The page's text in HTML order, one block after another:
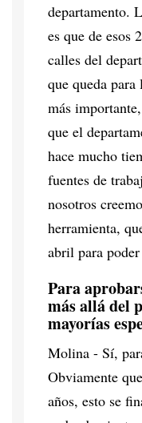
departamento.
es que de esos
calles del
que queda
más
que el
hace mucho
fuentes de
nosotros
herramienta,
abril para
Para
más allá del
mayorías
Molina - Sí,
Obviamente
años, esto se